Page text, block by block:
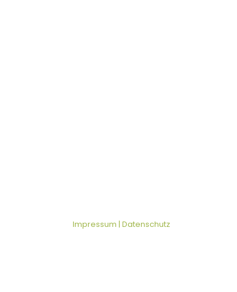
Impressum | Datenschutz